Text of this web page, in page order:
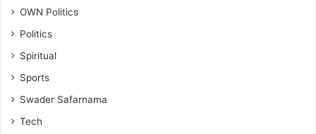
OWN Politics
Politics
Spiritual
Sports
Swader Safarnama
Tech